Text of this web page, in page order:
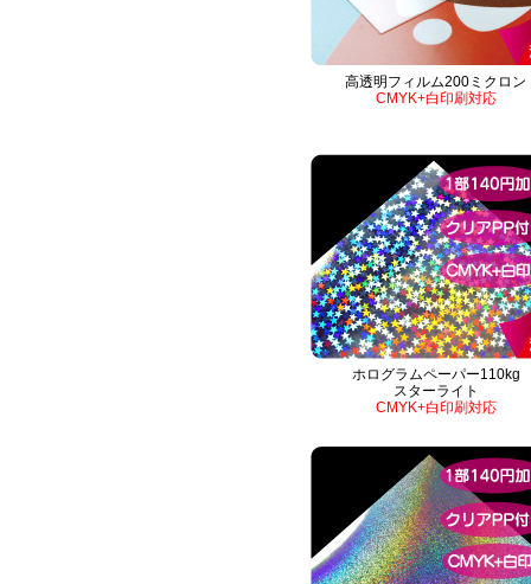
高透明フィルム200ミクロン
CMYK+白印刷対応
ホログラムペーパー110kg
スターライト
CMYK+白印刷対応